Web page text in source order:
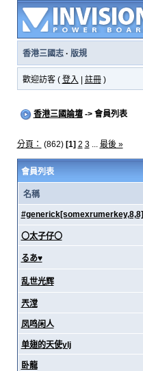
香港三國志· 版規
歡迎訪客 ( 登入 註冊)
香港三國論壇-> 會員列表
分頁： (862) [1] 2 3... 最後 »
會員列表
名稱
#generick[somexrumerkey,8,8]
〇太子仔〇
るあ♥
乱世光辉
兲漟
凤鸣闲人
单翅的天使ylj
卧龍